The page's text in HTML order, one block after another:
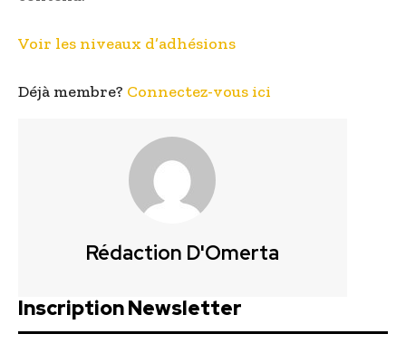
Voir les niveaux d’adhésions
Déjà membre? Connectez-vous ici
Rédaction D'Omerta
Inscription Newsletter